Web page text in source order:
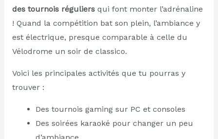
des tournois réguliersqui font monter l’adrénaline
! Quand la compétition bat son plein, l’ambiance y
est électrique, presque comparable à celle du
Vélodrome un soir de classico.
Voici les principales activités que tu pourras y
trouver :
Des tournois gaming sur PC et consoles
Des soirées karaoké pour changer un peu
d’ambiance